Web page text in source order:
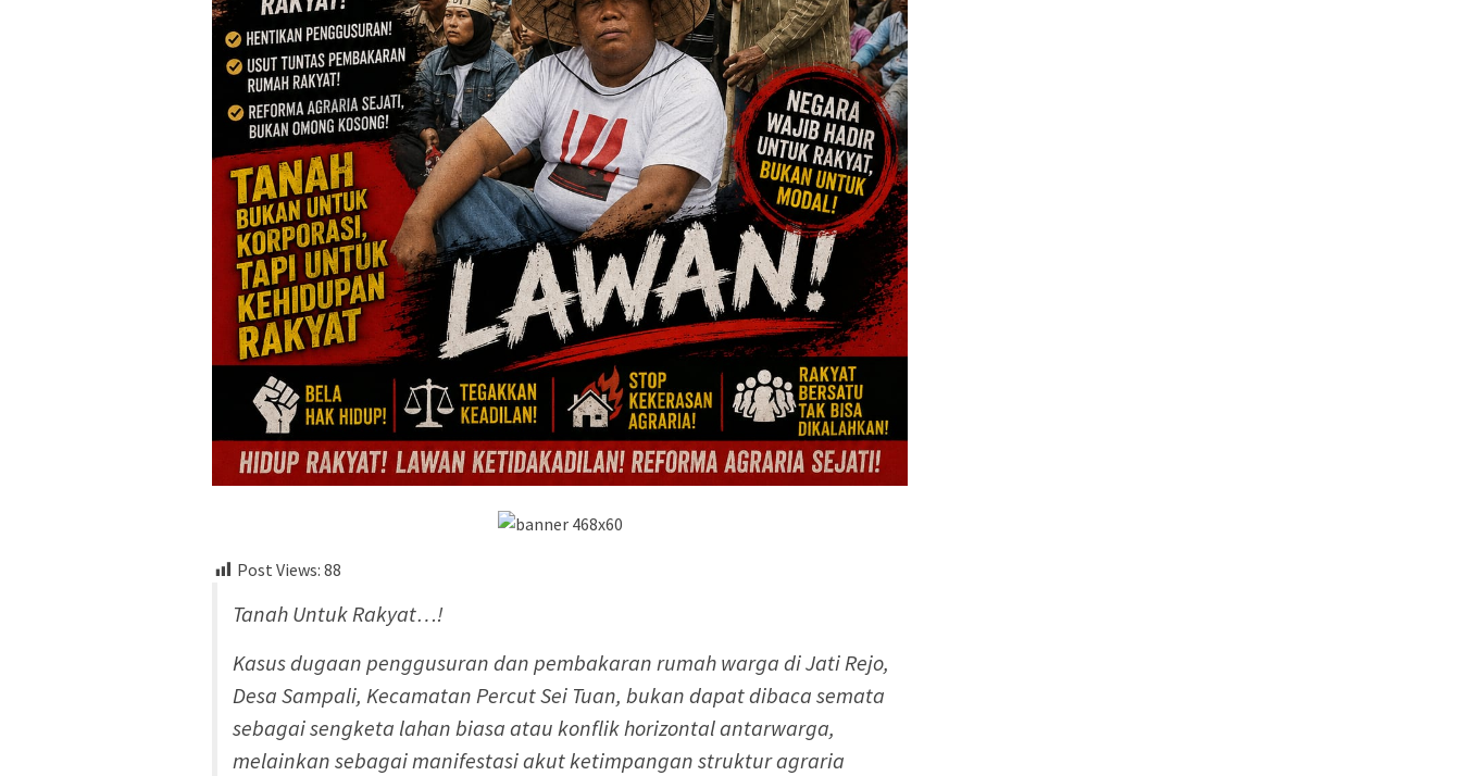
Post Views: 88
Tanah Untuk Rakyat…!
Kasus dugaan penggusuran dan pembakaran rumah warga di Jati Rejo,
Desa Sampali, Kecamatan Percut Sei Tuan, bukan dapat dibaca semata
sebagai sengketa lahan biasa atau konflik horizontal antarwarga,
melainkan sebagai manifestasi akut ketimpangan struktur agraria